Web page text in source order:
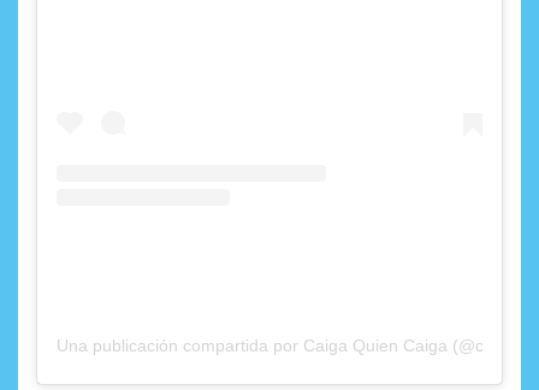
Una publicación compartida por Caiga Quien Caiga